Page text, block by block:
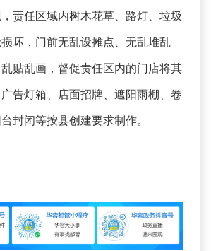
责任区域内树木花草、路灯、垃圾
坏，门前无乱设摊点、无乱堆乱
贴乱画，督促责任区内的门店将其
告灯箱、店面招牌、遮阳雨棚、卷
封闭等按县创建要求制作。